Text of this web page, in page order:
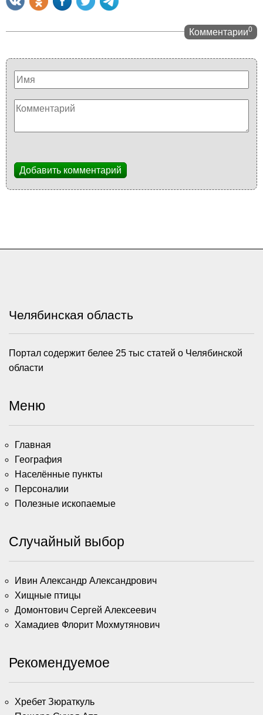
Комментарии0
Добавить комментарий
Челябинская область
Портал содержит белее 25 тыс статей о Челябинской
области
Меню
Главная
География
Населённые пункты
Персоналии
Полезные ископаемые
Случайный выбор
Ивин Александр Александрович
Хищные птицы
Домонтович Сергей Алексеевич
Хамадиев Флорит Мохмутянович
Рекомендуемое
Хребет Зюраткуль